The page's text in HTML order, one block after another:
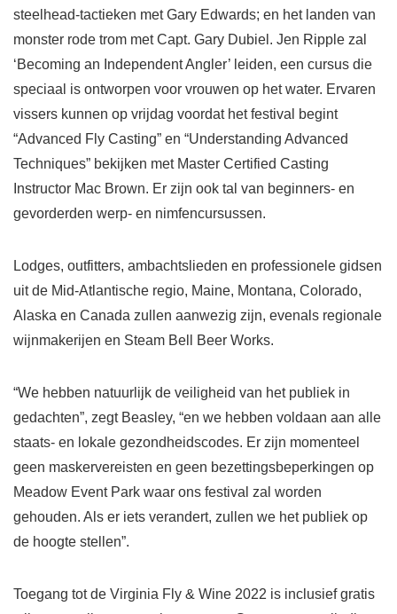
steelhead-tactieken met Gary Edwards; en het landen van
monster rode trom met Capt. Gary Dubiel. Jen Ripple zal
‘Becoming an Independent Angler’ leiden, een cursus die
speciaal is ontworpen voor vrouwen op het water. Ervaren
vissers kunnen op vrijdag voordat het festival begint
“Advanced Fly Casting” en “Understanding Advanced
Techniques” bekijken met Master Certified Casting
Instructor Mac Brown. Er zijn ook tal van beginners- en
gevorderden werp- en nimfencursussen.
Lodges, outfitters, ambachtslieden en professionele gidsen
uit de Mid-Atlantische regio, Maine, Montana, Colorado,
Alaska en Canada zullen aanwezig zijn, evenals regionale
wijnmakerijen en Steam Bell Beer Works.
“We hebben natuurlijk de veiligheid van het publiek in
gedachten”, zegt Beasley, “en we hebben voldaan aan alle
staats- en lokale gezondheidscodes. Er zijn momenteel
geen maskervereisten en geen bezettingsbeperkingen op
Meadow Event Park waar ons festival zal worden
gehouden. Als er iets verandert, zullen we het publiek op
de hoogte stellen”.
Toegang tot de Virginia Fly & Wine 2022 is inclusief gratis